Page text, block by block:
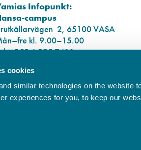
cookies
similar technologies on the website
experiences for you, to keep our
Infopunkt:
campus
2, 65100 VASA
kl. 9.00–15.00
+358 6 325 7411
campus
16, 65100 VASA